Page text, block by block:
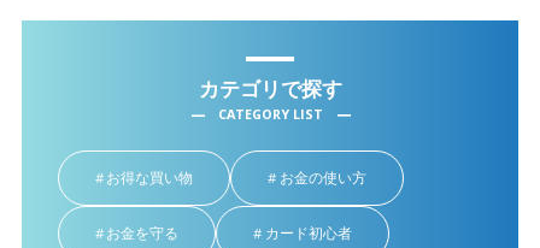
カテゴリで探す
CATEGORY LIST
お得な買い物 お金の使い方
お金を守る カード初心者